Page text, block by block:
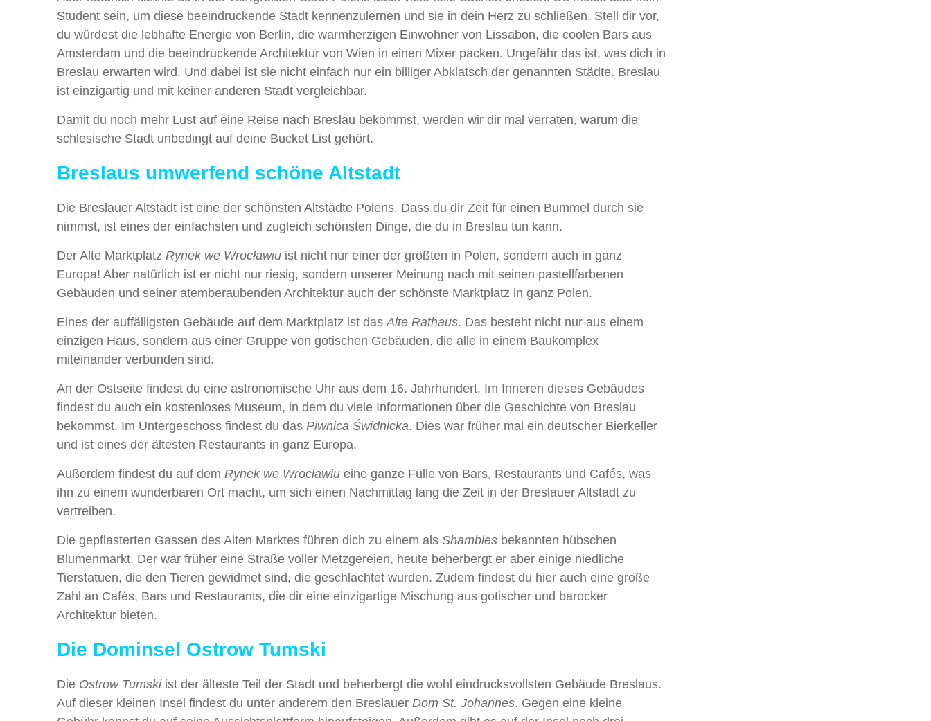
Student sein, um diese beeindruckende Stadt kennenzulernen und sie in dein Herz zu schließen. Stell dir vor,
du würdest die lebhafte Energie von Berlin, die warmherzigen Einwohner von Lissabon, die coolen Bars aus
Amsterdam und die beeindruckende Architektur von Wien in einen Mixer packen. Ungefähr das ist, was dich in
Breslau erwarten wird. Und dabei ist sie nicht einfach nur ein billiger Abklatsch der genannten Städte. Breslau
ist einzigartig und mit keiner anderen Stadt vergleichbar.
Damit du noch mehr Lust auf eine Reise nach Breslau bekommst, werden wir dir mal verraten, warum die
schlesische Stadt unbedingt auf deine Bucket List gehört.
Breslaus umwerfend schöne Altstadt
Die Breslauer Altstadt ist eine der schönsten Altstädte Polens. Dass du dir Zeit für einen Bummel durch sie
nimmst, ist eines der einfachsten und zugleich schönsten Dinge, die du in Breslau tun kann.
Der Alte Marktplatz Rynek we Wrocławiu ist nicht nur einer der größten in Polen, sondern auch in ganz
Europa! Aber natürlich ist er nicht nur riesig, sondern unserer Meinung nach mit seinen pastellfarbenen
Gebäuden und seiner atemberaubenden Architektur auch der schönste Marktplatz in ganz Polen.
Eines der auffälligsten Gebäude auf dem Marktplatz ist dasAlte Rathaus. Das besteht nicht nur aus einem
einzigen Haus, sondern aus einer Gruppe von gotischen Gebäuden, die alle in einem Baukomplex
miteinander verbunden sind.
An der Ostseite findest du eine astronomische Uhr aus dem 16. Jahrhundert. Im Inneren dieses Gebäudes
findest du auch ein kostenloses Museum, in dem du viele Informationen über die Geschichte von Breslau
bekommst. Im Untergeschoss findest du das Piwnica Świdnicka. Dies war früher mal ein deutscher Bierkeller
und ist eines der ältesten Restaurants in ganz Europa.
Außerdem findest du auf dem Rynek we Wrocławiu eine ganze Fülle von Bars, Restaurants und Cafés, was
ihn zu einem wunderbaren Ort macht, um sich einen Nachmittag lang die Zeit in der Breslauer Altstadt zu
vertreiben.
Die gepflasterten Gassen des Alten Marktes führen dich zu einem als Shambles bekannten hübschen
Blumenmarkt. Der war früher eine Straße voller Metzgereien, heute beherbergt er aber einige niedliche
Tierstatuen, die den Tieren gewidmet sind, die geschlachtet wurden. Zudem findest du hier auch eine große
Zahl an Cafés, Bars und Restaurants, die dir eine einzigartige Mischung aus gotischer und barocker
Architektur bieten.
Die Dominsel Ostrow Tumski
Die Ostrow Tumskiist der älteste Teil der Stadt und beherbergt die wohl eindrucksvollsten Gebäude Breslaus.
Auf dieser kleinen Insel findest du unter anderem den Breslauer Dom St. Johannes. Gegen eine kleine